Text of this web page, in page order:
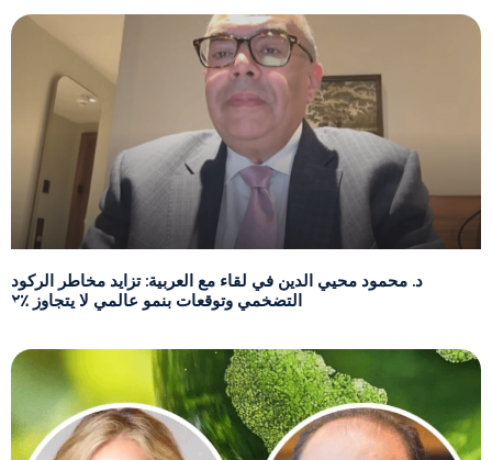
د. محمود محيي الدين في لقاء مع العربية: تزايد مخاطر الركود
التضخمي وتوقعات بنمو عالمي لا يتجاوز ٪٢